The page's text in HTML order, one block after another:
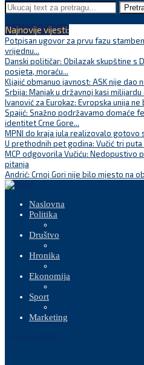
Najnovije vijesti:
Potpisan ugovor za prvu fazu
vrijednu...
Danski političar: Obilazak skupštine s
posjeta, moraću...
Kljajić obmanuo javnost: ASK nije dao
Srbija: Manjak u državnoj kasi milijardu
Ivanović za Eurokaz: Evropska unija
Spajić: Snažno podržavamo domaće
identitet Crne Gore...
MPNI do kraja jula realizovalo gotovo
U prethodnih pet godina: Vučić tri
MCP odgovorila Vučiću: Nedopustivo
pitanja
Andrić: Crnoj Gori nije bilo mjesto na
Naslovna
Politika
Društvo
Hronika
Ekonomija
Sport
Marketing